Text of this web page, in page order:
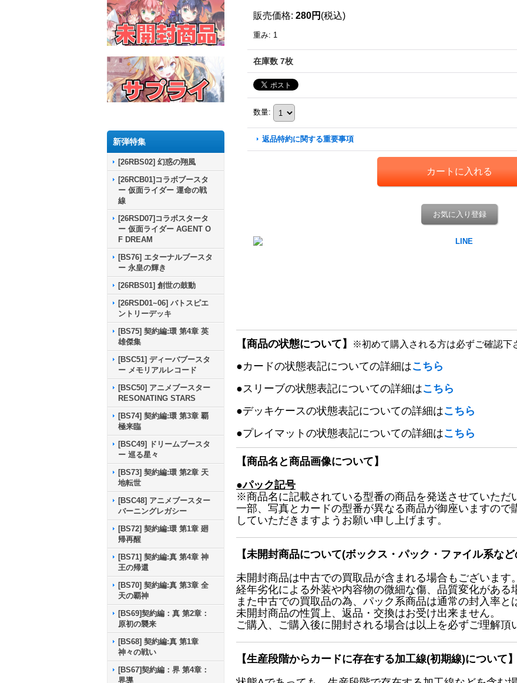
新弾特集
[26RBS02] 幻惑の翔風
[26RCB01]コラボブースタ
ー 仮面ライダー 運命の戦
線
[26RSD07]コラボスタータ
ー 仮面ライダー AGENT O
F DREAM
[BS76] エターナルブースタ
ー 永皇の輝き
[26RBS01] 創世の鼓動
[26RSD01~06] バトスピエ
ントリーデッキ
[BS75] 契約編:環 第4章 英
雄傑集
[BSC51] ディーバブースタ
ー メモリアルレコード
[BSC50] アニメブースター
RESONATING STARS
[BS74] 契約編:環 第3章 覇
極来臨
[BSC49] ドリームブースタ
ー 巡る星々
[BS73] 契約編:環 第2章 天
地転世
[BSC48] アニメブースター
バーニングレガシー
[BS72] 契約編:環 第1章 廻
帰再醒
[BS71] 契約編:真 第4章 神
王の帰還
[BS70] 契約編:真 第3章 全
天の覇神
[BS69]契約編：真 第2章：
原初の襲来
[BS68] 契約編:真 第1章
神々の戦い
[BS67]契約編：界 第4章：
界導
販売価格: 280円 (税込)
重み: 1
在庫数 7枚
数量:
返品特約に関する重要事項
お気に入り登録
【商品の状態について】 ※初めて購入される方は必ずご確認下
●カードの状態表記についての詳細はこちら
●スリーブの状態表記についての詳細はこちら
●デッキケースの状態表記についての詳細はこちら
●プレイマットの状態表記についての詳細はこちら
【商品名と商品画像について】
●パック記号
※商品名に記載されている型番の商品を発送させていただ
一部、写真とカードの型番が異なる商品が御座いますの
していただきますようお願い申し上げます。
【未開封商品について(ボックス・パック・ファイル系な
未開封商品は中古での買取品が含まれる場合もございます。
経年劣化による外装や内容物の微細な傷、品質変化がある
また中古での買取品の為、パック系商品は通常の封入率と
未開封商品の性質上、返品・交換はお受け出来ません。
ご購入、ご購入後に開封される場合は以上を必ずご理解頂
【生産段階からカードに存在する加工線(初期線)について】